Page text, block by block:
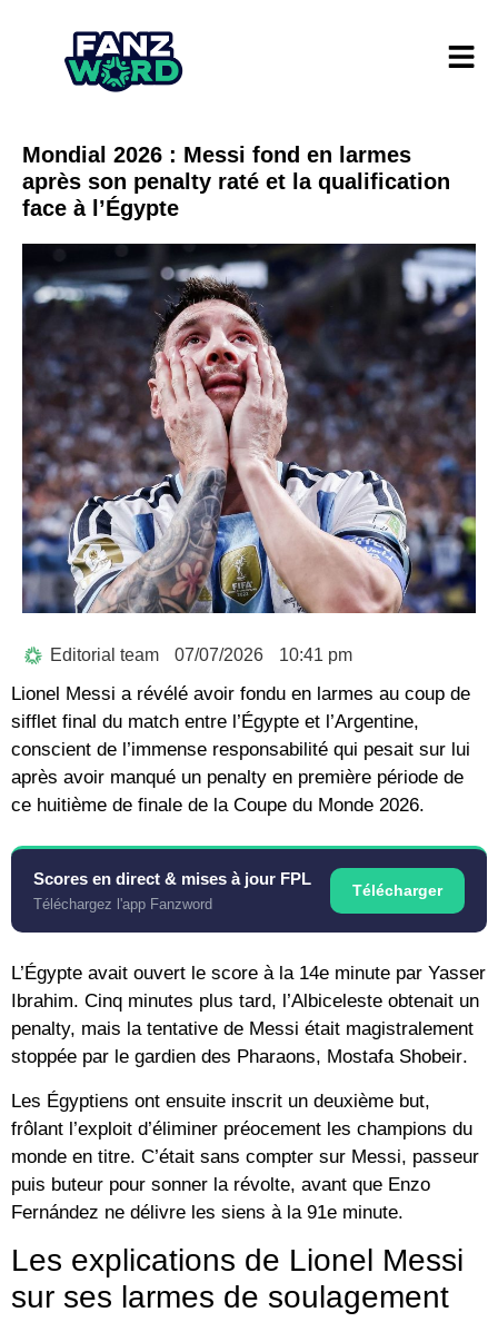
Mondial 2026 : Messi fond en larmes
après son penalty raté et la qualification
face à l’Égypte
Editorial team 07/07/2026 10:41 pm
Lionel Messi a révélé avoir fondu en larmes au coup de
sifflet final du match entre l’Égypte et l’Argentine,
conscient de l’immense responsabilité qui pesait sur lui
après avoir manqué un penalty en première période de
ce huitième de finale de la Coupe du Monde 2026.
Scores en direct & mises à jour FPL
Téléchargez l'app Fanzword
Télécharger
L’Égypte avait ouvert le score à la 14e minute par Yasser
Ibrahim. Cinq minutes plus tard, l’Albiceleste obtenait un
penalty, mais la tentative de Messi était magistralement
stoppée par le gardien des Pharaons, Mostafa Shobeir.
Les Égyptiens ont ensuite inscrit un deuxième but,
frôlant l’exploit d’éliminer préocement les champions du
monde en titre. C’était sans compter sur Messi, passeur
puis buteur pour sonner la révolte, avant que Enzo
Fernández ne délivre les siens à la 91e minute.
Les explications de Lionel Messi
sur ses larmes de soulagement